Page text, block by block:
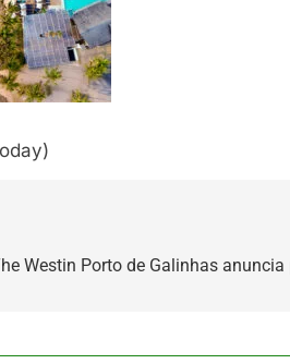
Westin Porto de Galinhas